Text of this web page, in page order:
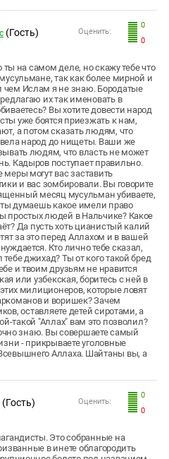
0
0
Оценить:
(Гость)
ты на самом деле, но скажу тебе что
так как более мирной и
Ислам я не знаю. Бородатые
их так именовать в
Вы хотите довести народ
уже боятся приезжать к нам,
а потом сказать людям, что
народ до нищеты. Ваши же
людям, что власть не может
Кадыров поступает правильно.
могут вас заставить
и вас зомбировали. Вы говорите
месяц мусульман убиваете,
думаешь какое имели право
простых людей в Нальчике? Какое
Да пусть хоть цианистый калий
за это перед Аллахом и в вашей
Кто лично тебе сказал,
джихад? Ты от кого такой бред
и твоим друзьям не нравится
или узбекская, боритесь с ней в
милиционеров, которые ловят
и воришек? Зачем
оставляете детей сиротами, а
такой "Аллах" вам это позволил?
знаю. Вы совершаете самый
- прикрываете уголовные
Аллаха. Шайтаны вы, а
0
0
Оценить:
(Гость)
Это собранные на
в инете облагородить